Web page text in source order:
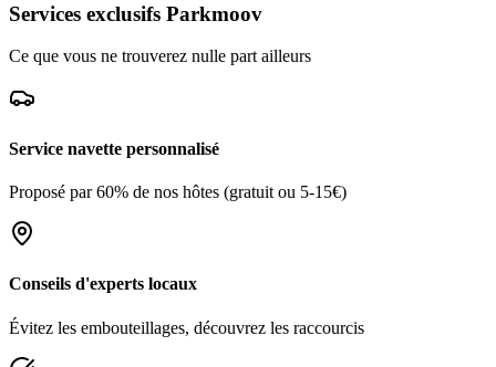
Services exclusifs Parkmoov
Ce que vous ne trouverez nulle part ailleurs
Service navette personnalisé
Proposé par 60% de nos hôtes (gratuit ou 5-15€)
Conseils d'experts locaux
Évitez les embouteillages, découvrez les raccourcis